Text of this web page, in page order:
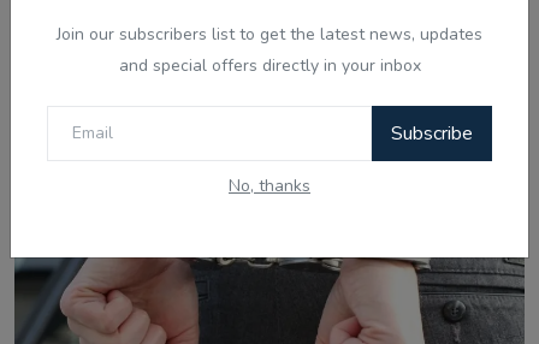
Join our subscribers list to get the latest news, updates
and special offers directly in your inbox
Subscribe
No, thanks
ਅਕਾਲ ਤਖ਼ਤ ਵੱਲੋਂ ਬਣਾਏ ਪੈਨਲ ਨੇ ਪੰਜਾਬ ਸਰਕਾਰ ਨਾਲ ਅੱਗੇ
ਗੱਲਬਾਤ ਕਰਨ ਤੋਂ...